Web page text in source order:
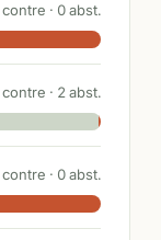
contre · 0abst.
contre · 2 abst.
contre · 0abst.